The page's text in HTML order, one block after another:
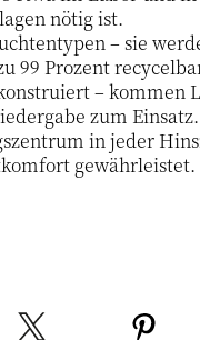
nötig ist.
– sie
99 Prozent
– kommen
zum
in jeder
gewährleistet.